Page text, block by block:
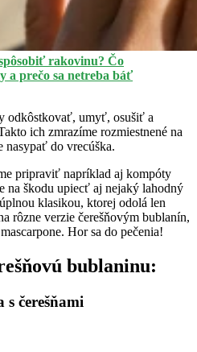
rakovinu? Čo
a prečo sa netreba báť
odkôstkovať, umyť, osušiť a
ich zmrazíme rozmiestnené na
nasypať do vrecúška.
pripraviť napríklad aj kompóty
na škodu upiecť aj nejaký lahodný
klasikou, ktorej odolá len
rôzne verzie čerešňovým bublanín,
Hor sa do pečenia!
bublaninu:
čerešňami